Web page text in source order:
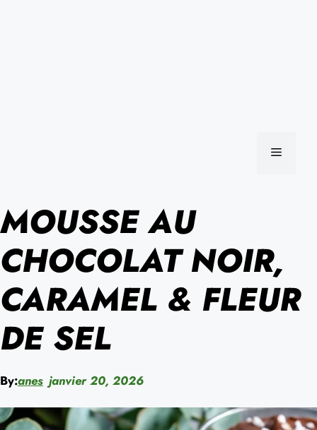
MENU
MOUSSE AU
CHOCOLAT NOIR,
CARAMEL & FLEUR
DE SEL
By:anes janvier 20, 2026